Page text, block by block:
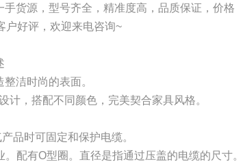
货源，型号齐全，精准度高，品质保证，价格
户好评，欢迎来电咨询~
洁时尚的表面。
，搭配不同颜色，完美契合家具风格。
品时可固定和保护电缆。
配有O型圈。直径是指通过压盖的电缆的尺寸。